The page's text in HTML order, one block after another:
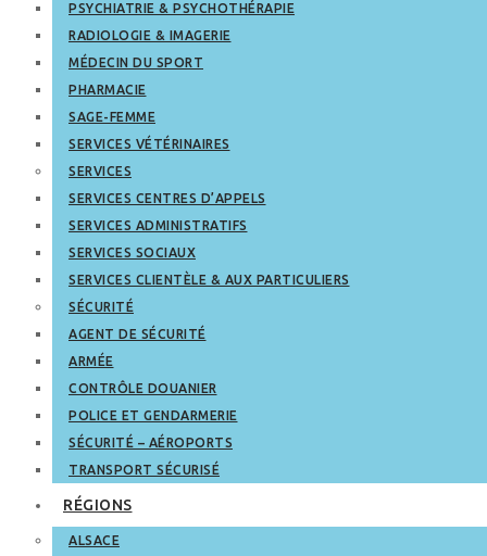
PSYCHIATRIE & PSYCHOTHÉRAPIE
RADIOLOGIE & IMAGERIE
MÉDECIN DU SPORT
PHARMACIE
SAGE-FEMME
SERVICES VÉTÉRINAIRES
SERVICES
SERVICES CENTRES D’APPELS
SERVICES ADMINISTRATIFS
SERVICES SOCIAUX
SERVICES CLIENTÈLE & AUX PARTICULIERS
SÉCURITÉ
AGENT DE SÉCURITÉ
ARMÉE
CONTRÔLE DOUANIER
POLICE ET GENDARMERIE
SÉCURITÉ – AÉROPORTS
TRANSPORT SÉCURISÉ
RÉGIONS
ALSACE